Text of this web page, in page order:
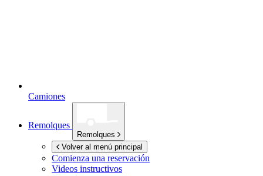
Camiones
Remolques
Remolques
Volver al menú principal
Comienza una reservación
Videos instructivos